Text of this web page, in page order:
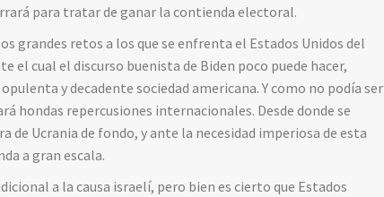
para tratar de ganar la contienda electoral.
grandes retos a los que se enfrenta el Estados Unidos del
el cual el discurso buenista de Biden poco puede hacer,
y decadente sociedad americana. Y como no podía ser
hondas repercusiones internacionales. Desde donde se
de Ucrania de fondo, y ante la necesidad imperiosa de esta
a gran escala.
a la causa israelí, pero bien es cierto que Estados